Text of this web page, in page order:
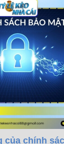
của chính